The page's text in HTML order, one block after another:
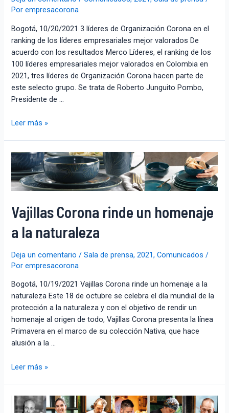
Porempresacorona
Bogotá, 10/20/2021 3 líderes de Organización Corona en el
ranking de los líderes empresariales mejor valorados De
acuerdo con los resultados Merco Líderes, el ranking de los
100 líderes empresariales mejor valorados en Colombia en
2021, tres líderes de Organización Corona hacen parte de
este selecto grupo. Se trata de Roberto Junguito Pombo,
Presidente de …
Leer más »
Vajillas Corona rinde un homenaje
a la naturaleza
Deja un comentario /Sala de prensa,2021,Comunicados /
Porempresacorona
Bogotá, 10/19/2021 Vajillas Corona rinde un homenaje a la
naturaleza Este 18 de octubre se celebra el día mundial de la
protección a la naturaleza y con el objetivo de rendir un
homenaje al origen de todo, Vajillas Corona presenta la línea
Primavera en el marco de su colección Nativa, que hace
alusión a la …
Leer más »